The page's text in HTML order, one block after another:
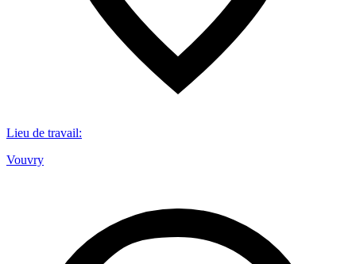
Lieu de travail:
Vouvry